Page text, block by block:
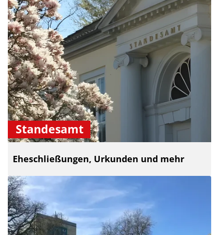
Standesamt
Eheschließungen, Urkunden und mehr